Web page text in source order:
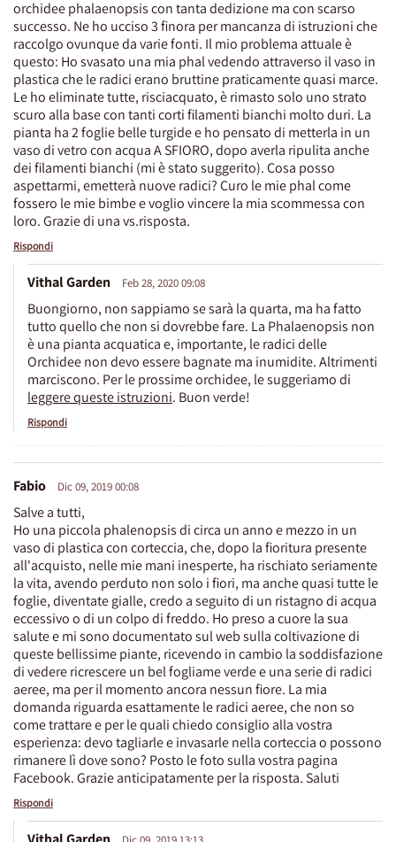
orchidee phalaenopsis con tanta dedizione ma con scarso
successo. Ne ho ucciso 3 finora per mancanza di istruzioni che
raccolgo ovunque da varie fonti. Il mio problema attuale è
questo: Ho svasato una mia phal vedendo attraverso il vaso in
plastica che le radici erano bruttine praticamente quasi marce.
Le ho eliminate tutte, risciacquato, è rimasto solo uno strato
scuro alla base con tanti corti filamenti bianchi molto duri. La
pianta ha 2 foglie belle turgide e ho pensato di metterla in un
vaso di vetro con acqua A SFIORO, dopo averla ripulita anche
dei filamenti bianchi (mi è stato suggerito). Cosa posso
aspettarmi, emetterà nuove radici? Curo le mie phal come
fossero le mie bimbe e voglio vincere la mia scommessa con
loro. Grazie di una vs.risposta.
Rispondi
Vithal Garden Feb 28, 2020 09:08
Buongiorno, non sappiamo se sarà la quarta, ma ha fatto
tutto quello che non si dovrebbe fare. La Phalaenopsis non
è una pianta acquatica e, importante, le radici delle
Orchidee non devo essere bagnate ma inumidite. Altrimenti
marciscono. Per le prossime orchidee, le suggeriamo di
leggere queste istruzioni. Buon verde!
Rispondi
Fabio Dic 09, 2019 00:08
Salve a tutti,
Ho una piccola phalenopsis di circa un anno e mezzo in un
vaso di plastica con corteccia, che, dopo la fioritura presente
all'acquisto, nelle mie mani inesperte, ha rischiato seriamente
la vita, avendo perduto non solo i fiori, ma anche quasi tutte le
foglie, diventate gialle, credo a seguito di un ristagno di acqua
eccessivo o di un colpo di freddo. Ho preso a cuore la sua
salute e mi sono documentato sul web sulla coltivazione di
queste bellissime piante, ricevendo in cambio la soddisfazione
di vedere ricrescere un bel fogliame verde e una serie di radici
aeree, ma per il momento ancora nessun fiore. La mia
domanda riguarda esattamente le radici aeree, che non so
come trattare e per le quali chiedo consiglio alla vostra
esperienza: devo tagliarle e invasarle nella corteccia o possono
rimanere lì dove sono? Posto le foto sulla vostra pagina
Facebook. Grazie anticipatamente per la risposta. Saluti
Rispondi